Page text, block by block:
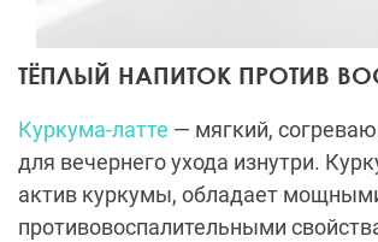
ТЁПЛЫЙ НАПИТОК ПРОТИВ
Куркума-латте — мягкий,
для вечернего ухода изнутри.
актив куркумы, обладает
противовоспалительными